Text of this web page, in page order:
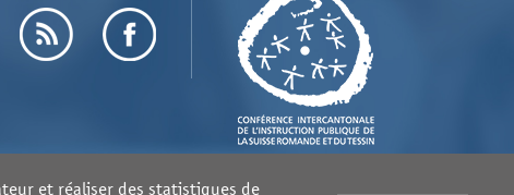
et réaliser des statistiques de